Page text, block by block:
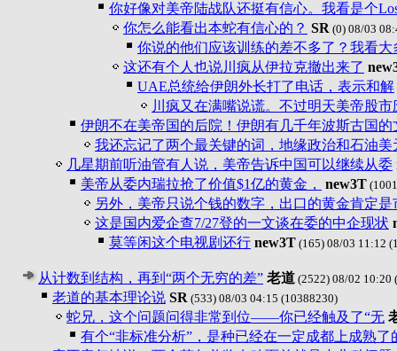
你好像对美帝陆战队还挺有信心。我看是个
你怎么能看出本蛇有信心的？ SR (0) 08/03
你说的他们应该训练的差不多了？我看大
这还有个人也说川疯从伊拉克撤出来了
UAE总统给伊朗外长打了电话，表示和解
川疯又在满嘴说谎。不过明天美帝股
伊朗不在美帝国的后院！伊朗有几千年波斯古国的
我还忘记了两个最关键的词，地缘政治和石油美
几星期前听油管有人说，美帝告诉中国可以继续从委
美帝从委内瑞拉抢了价值$1亿的黄金，
new3T
另外，美帝只说个钱的数字，出口的黄金肯定是
这是国内爱企查7/27登的一文谈在委的中企现状
莫等闲这个电视剧还行 new3T (165) 08/03 11:12
从计数到结构，再到“两个无穷的差” 老道 (2522) 08/02 10:20
老道的基本理论说 SR (533) 08/03 04:15 (10388230)
蛇兄，这个问题问得非常到位——你已经触及了“无
有个“非标准分析”，是种已经在一定成都上成熟了